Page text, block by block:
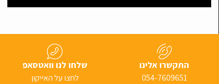
התקשרו אלינו
054-7609651
שלחו לנו וואטסאפ
לחצו על האייקון